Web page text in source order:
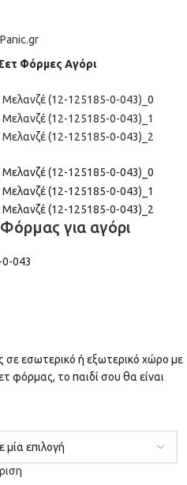
Φόρμες Αγόρι
για αγόρι
043
σε εσωτερικό ή εξωτερικό χώρο με
φόρμας, το παιδί σου θα είναι